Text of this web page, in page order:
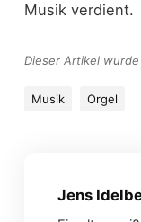
Musik verdient.
Dieser Artikel
Musik Orgel
Jens